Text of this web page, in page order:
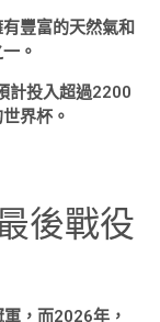
豐富的天然氣和
。
計投入超過2200
界杯。
後戰役
，而2026年，